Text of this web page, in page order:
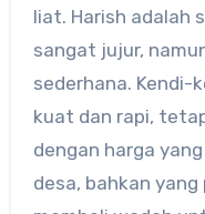
liat. Harish adalah
sangat jujur,
sederhana. Kendi-
kuat dan rapi,
dengan harga
desa, bahkan